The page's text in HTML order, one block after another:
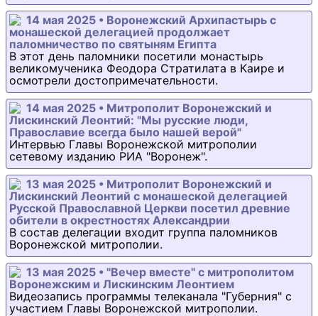
14 мая 2025 • Воронежский Архипастырь с
монашеской делегацией продолжает
паломничество по святыням Египта
В этот день паломники посетили монастырь
великомученика Феодора Стратилата в Каире и
осмотрели достопримечательности.
14 мая 2025 • Митрополит Воронежский и
Лискинский Леонтий: "Мы русские люди,
Православие всегда было нашей верой"
Интервью Главы Воронежской митрополии
сетевому изданию РИА "Воронеж".
13 мая 2025 • Митрополит Воронежский и
Лискинский Леонтий с монашеской делегацией
Русской Православной Церкви посетил древние
обители в окрестностях Александрии
В состав делегации входит группа паломников
Воронежской митрополии.
13 мая 2025 • "Вечер вместе" с митрополитом
Воронежским и Лискинским Леонтием
Видеозапись программы телеканала "Губерния" с
участием Главы Воронежской митрополии.